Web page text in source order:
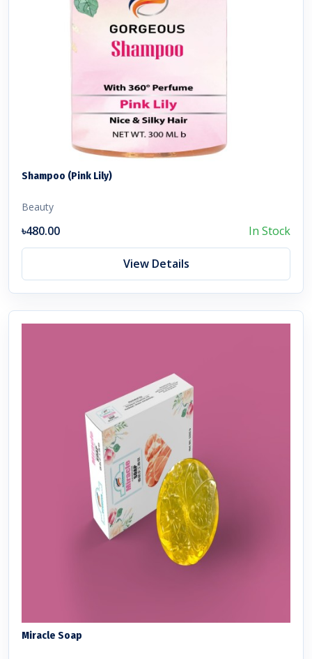
Shampoo (Pink Lily)
Beauty
৳480.00 In Stock
View Details
Miracle Soap